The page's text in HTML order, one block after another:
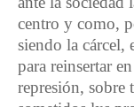
centro y como,
siendo la cárcel,
para reinsertar
represión, sobre